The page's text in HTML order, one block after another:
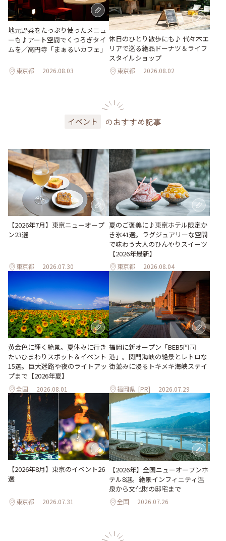
地元野菜をたっぷり使ったメニュ
ーも♪アート空間でくつろぎタイ
ムを／高円寺「まぁるいカフェ」
東京都 2026.08.03
休日のひとり散歩にも♪ 代々木エ
リアで巡る絶品ドーナツ＆ライフ
スタイルショップ
東京都 2026.08.02
イベント のおすすめ記事
【2026年7月】東京ニューオープ
ン23選
東京都 2026.07.30
夏のご褒美に♪東京ホテル限定か
き氷41選。ラグジュアリーな空間
で味わう大人のひんやりスイーツ
【2026年最新】
東京都 2026.08.04
黄金色に輝く絶景。夏休みに行き
たいひまわりスポット＆イベント
15選。巨大迷路や夜のライトアッ
プまで【2026年夏】
全国 2026.08.01
福岡に新オープン「BEB5門司
港」。関門海峡の絶景とレトロな
街並みに浸るトキメキ海峡ステイ
福岡県 [PR] 2026.07.29
【2026年8月】東京のイベント26
選
東京都 2026.07.31
【2026年】全国ニューオープンホ
テル8選。絶景インフィニティ温
泉から文化財の邸宅まで
全国 2026.07.26